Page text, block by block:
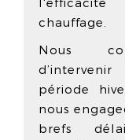
chauffage.
Nous
période
nous
brefs